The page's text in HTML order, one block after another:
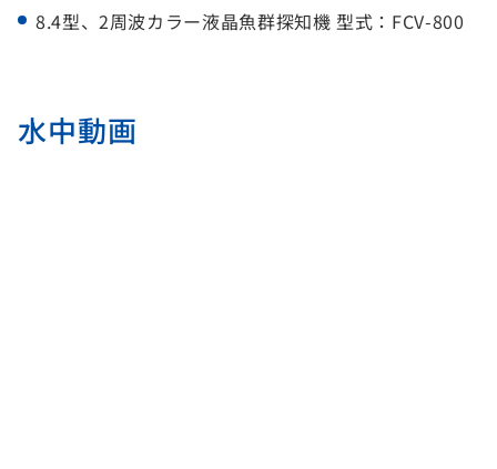
8.4型、2周波カラー液晶魚群探知機 型式：FCV-800
水中動画